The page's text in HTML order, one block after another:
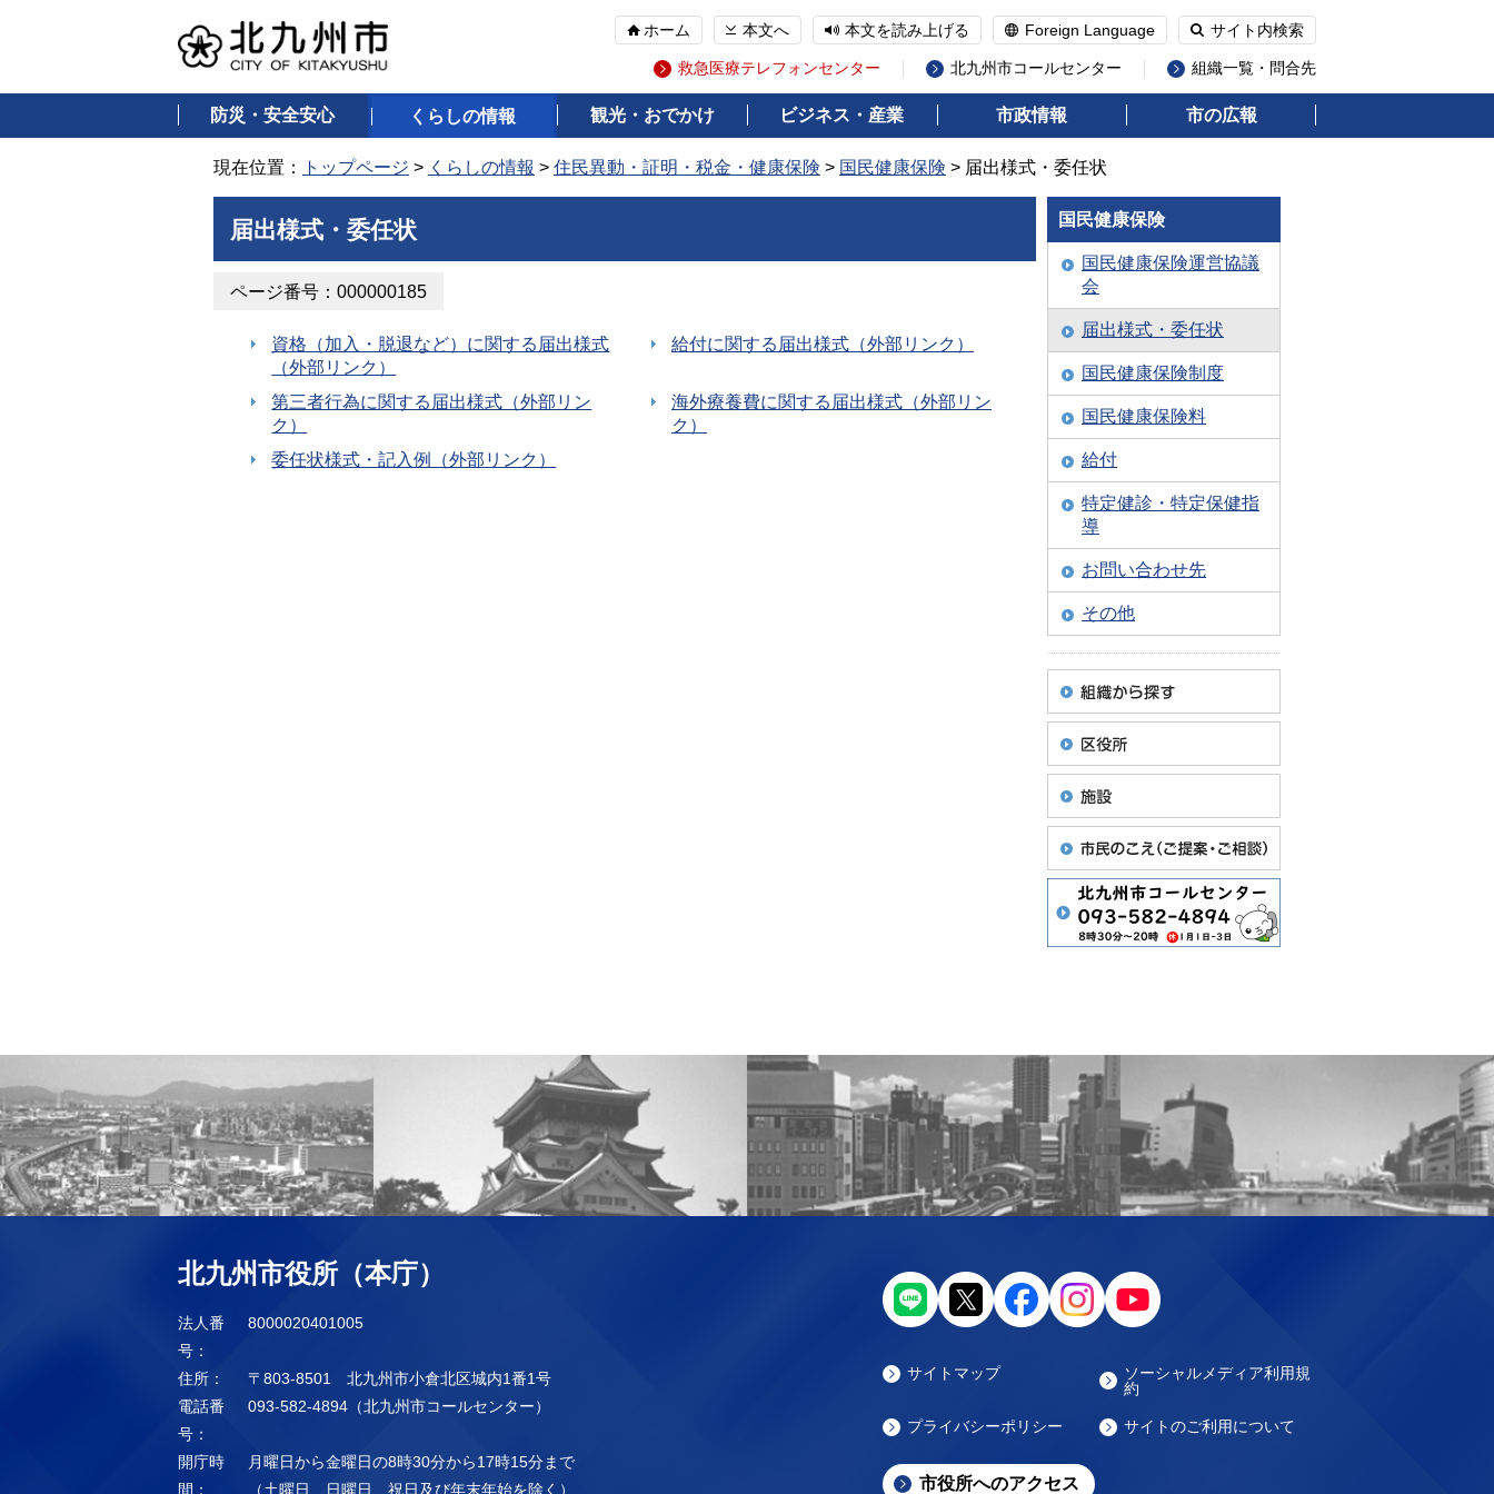
ホーム 本文へ 本文を読み上げる Foreign Language サイト内検索
救急医療テレフォンセンター 北九州市コールセンター 組織一覧・問合先
防災・安全安心 くらしの情報 観光・おでかけ ビジネス・産業 市政情報 市の広報
現在位置： トップページ > くらしの情報 > 住民異動・証明・税金・健康保険 > 国民健康保険 > 届出様式・委任状
届出様式・委任状
ページ番号：000000185
資格（加入・脱退など）に関する届出様式
（外部リンク）
給付に関する届出様式（外部リンク）
第三者行為に関する届出様式（外部リン
ク）
海外療養費に関する届出様式（外部リン
ク）
委任状様式・記入例（外部リンク）
国民健康保険
国民健康保険運営協議
会
届出様式・委任状
国民健康保険制度
国民健康保険料
給付
特定健診・特定保健指
導
お問い合わせ先
その他
北九州市役所（本庁）
法人番
号：
8000020401005
住所：
〒803-8501 北九州市小倉北区城内1番1号
電話番
号：
093-582-4894（北九州市コールセンター）
開庁時
間：
月曜日から金曜日の8時30分から17時15分まで
（土曜日、日曜日、祝日及び年末年始を除く）
サイトマップ
ソーシャルメディア利用規
約
プライバシーポリシー サイトのご利用について
市役所へのアクセス